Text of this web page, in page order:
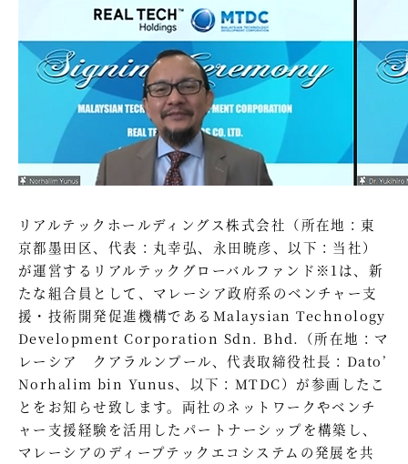
リアルテックホールディングス株式会社（所在地：東
京都墨田区、代表：丸幸弘、永田暁彦、以下：当社）
が運営するリアルテックグローバルファンド※1は、新
たな組合員として、マレーシア政府系のベンチャー支
援・技術開発促進機構であるMalaysian Technology
Development Corporation Sdn. Bhd.（所在地：マ
レーシア クアラルンプール、代表取締役社長：Dato’
Norhalim bin Yunus、以下：MTDC）が参画したこ
とをお知らせ致します。両社のネットワークやベンチ
ャー支援経験を活用したパートナーシップを構築し、
マレーシアのディープテックエコシステムの発展を共